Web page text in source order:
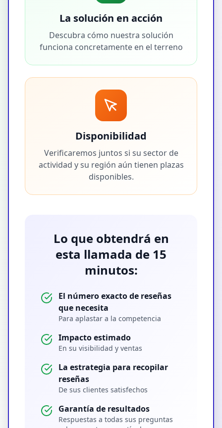
La solución en acción
Descubra cómo nuestra solución
funciona concretamente en el terreno
Disponibilidad
Verificaremos juntos si su sector de
actividad y su región aún tienen plazas
disponibles.
Lo que obtendrá en
esta llamada de 15
minutos:
El número exacto de reseñas
que necesita
Para aplastar a la competencia
Impacto estimado
En su visibilidad y ventas
La estrategia para recopilar
reseñas
De sus clientes satisfechos
Garantía de resultados
Respuestas a todas sus preguntas